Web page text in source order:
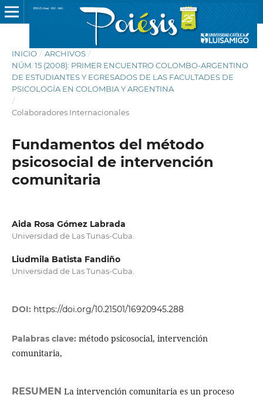
INICIO / ARCHIVOS /
NÚM. 15 (2008): PRIMER ENCUENTRO COLOMBO-ARGENTINO
DE ESTUDIANTES Y EGRESADOS DE LAS FACULTADES DE
PSICOLOGÍA EN COLOMBIA Y ARGENTINA
/
Colaboradores Internacionales
Fundamentos del método
psicosocial de intervención
comunitaria
Aida Rosa Gómez Labrada
Universidad de Las Tunas-Cuba.
Liudmila Batista Fandiño
Universidad de Las Tunas-Cuba.
DOI: https://doi.org/10.21501/16920945.288
Palabras clave: método psicosocial, intervención
comunitaria,
RESUMEN La intervención comunitaria es un proceso